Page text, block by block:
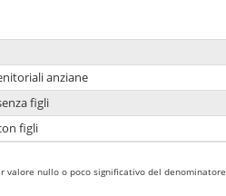
anziane
figli
figli
valore nullo o poco significativo del denominatore